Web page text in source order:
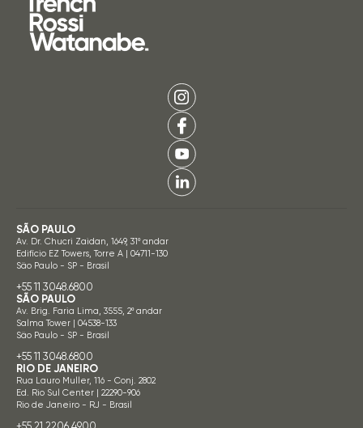
SÃO PAULO
Av. Dr. Chucri Zaidan, 1649, 31º andar
Edifício EZ Towers, Torre A | 04711-130
São Paulo - SP - Brasil
+55 11 3048.6800
SÃO PAULO
Av. Brig. Faria Lima, 3555, 2º andar
Salma Tower | 04538-133
São Paulo - SP - Brasil
+55 11 3048.6800
RIO DE JANEIRO
Rua Lauro Muller, 116 - Conj. 2802
Ed. Rio Sul Center | 22290-906
Rio de Janeiro - RJ - Brasil